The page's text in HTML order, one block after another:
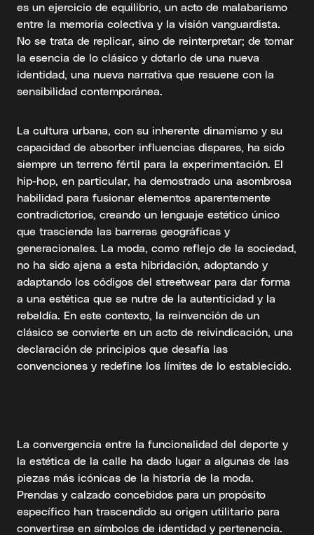
es un ejercicio de equilibrio, un acto de malabarismo
entre la memoria colectiva y la visión vanguardista.
No se trata de replicar, sino de reinterpretar; de tomar
la esencia de lo clásico y dotarlo de una nueva
identidad, una nueva narrativa que resuene con la
sensibilidad contemporánea.
La cultura urbana, con su inherente dinamismo y su
capacidad de absorber influencias dispares, ha sido
siempre un terreno fértil para la experimentación. El
hip-hop, en particular, ha demostrado una asombrosa
habilidad para fusionar elementos aparentemente
contradictorios, creando un lenguaje estético único
que trasciende las barreras geográficas y
generacionales. La moda, como reflejo de la sociedad,
no ha sido ajena a esta hibridación, adoptando y
adaptando los códigos del streetwear para dar forma
a una estética que se nutre de la autenticidad y la
rebeldía. En este contexto, la reinvención de un
clásico se convierte en un acto de reivindicación, una
declaración de principios que desafía las
convenciones y redefine los límites de lo establecido.
La convergencia entre la funcionalidad del deporte y
la estética de la calle ha dado lugar a algunas de las
piezas más icónicas de la historia de la moda.
Prendas y calzado concebidos para un propósito
específico han trascendido su origen utilitario para
convertirse en símbolos de identidad y pertenencia.